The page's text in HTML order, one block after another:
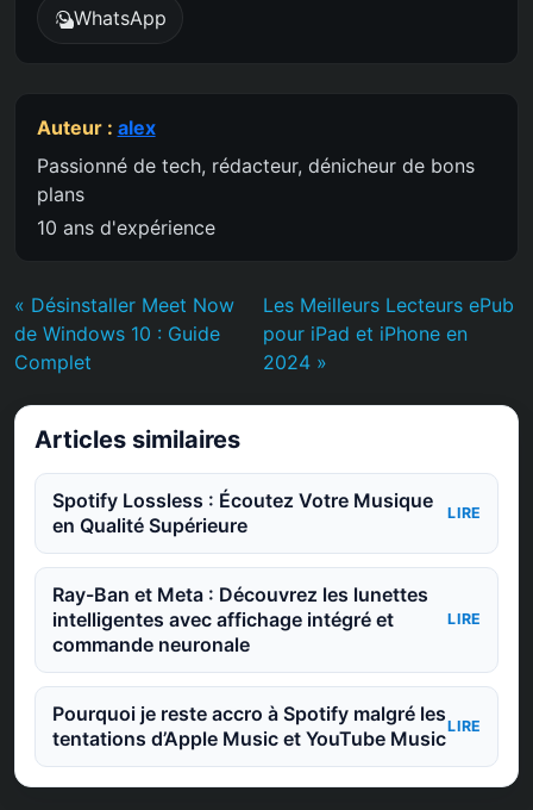
WhatsApp
Auteur : alex
Passionné de tech, rédacteur, dénicheur de bons
plans
10 ans d'expérience
« Désinstaller Meet Now
de Windows 10 : Guide
Complet
Les Meilleurs Lecteurs ePub
pour iPad et iPhone en
2024 »
Articles similaires
Spotify Lossless : Écoutez Votre Musique
en Qualité Supérieure
LIRE
Ray-Ban et Meta : Découvrez les lunettes
intelligentes avec affichage intégré et
commande neuronale
LIRE
Pourquoi je reste accro à Spotify malgré les
tentations d’Apple Music et YouTube Music
LIRE